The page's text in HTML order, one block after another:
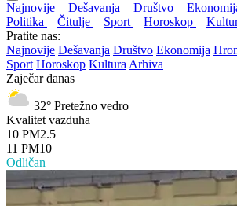
Najnovije Dešavanja Društvo
Politika
Čitulje Sport Horoskop
Pratite nas:
Najnovije Dešavanja Društvo Ekonomija
Sport Horoskop Kultura Arhiva
Zaječar danas
32° Pretežno vedro
Kvalitet vazduha
10 PM2.5
11 PM10
Odličan